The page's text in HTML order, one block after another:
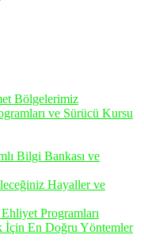
Bölgelerimiz
ve Sürücü Kursu
Bilgi Bankası ve
Hayaller ve
Ehliyet Programları
İçin En Doğru Yöntemler